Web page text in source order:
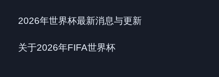
2026年世界杯最新消息与更新
关于2026年FIFA世界杯